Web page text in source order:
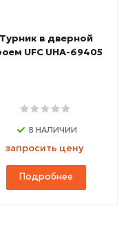
Турник в дверной
UFC UHA-69405
В НАЛИЧИИ
запросить цену
Подробнее